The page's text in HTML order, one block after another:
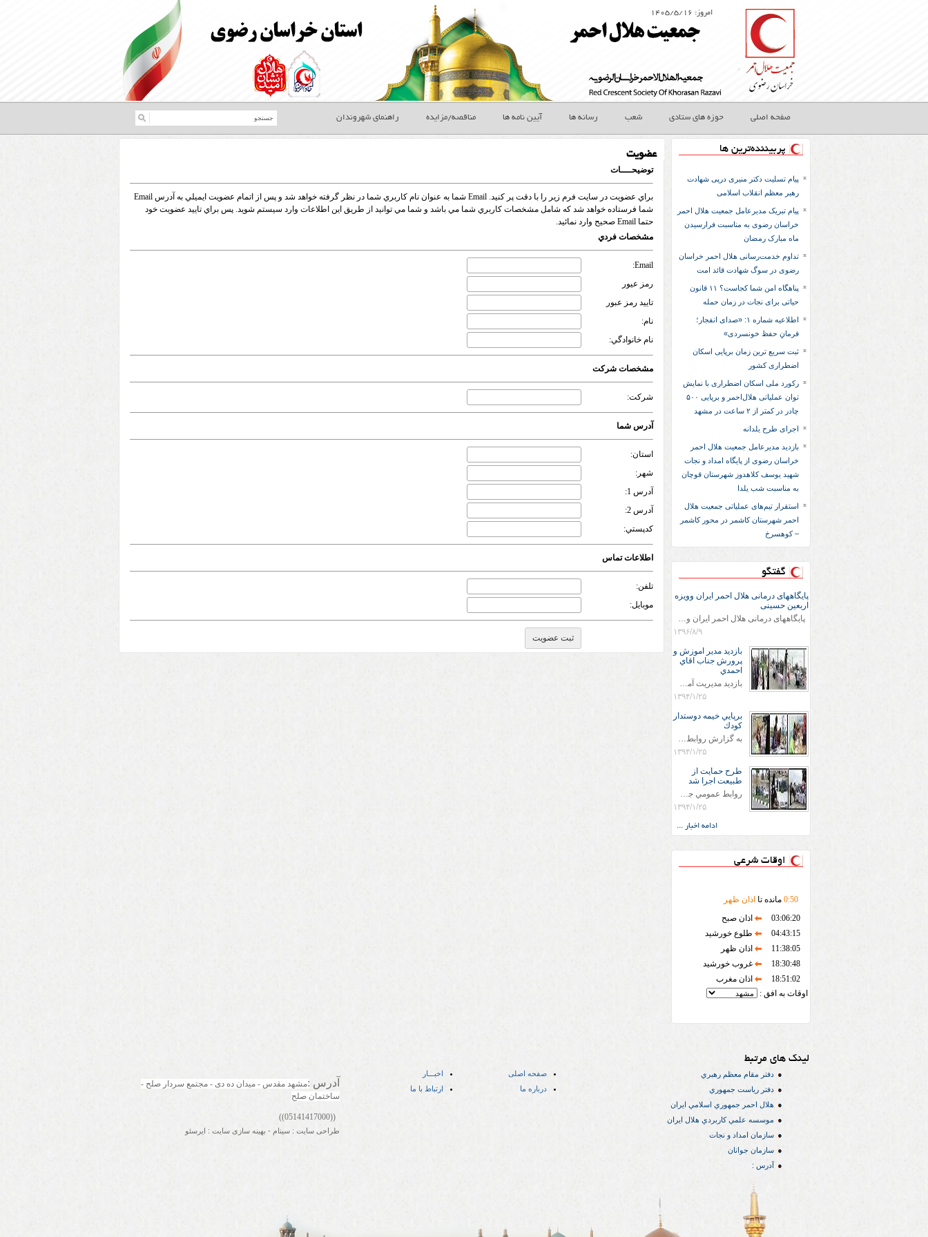
امروز: ۱۴۰۵/۵/۱۶
صفحه اصلی حوزه های ستادی شعب رسانه ها آیین نامه ها مناقصه/مزایده راهنمای شهروندان
پربیننده‌ترین ها
پیام تسلیت دکتر منیری درپی شهادت
رهبر معظم انقلاب اسلامی
پیام تبریک مدیرعامل جمعیت هلال احمر
خراسان رضوی به مناسبت فرارسیدن
ماه مبارک رمضان
تداوم خدمت‌رسانی هلال احمر خراسان
رضوی در سوگ شهادت قائد امت
پناهگاه امن شما کجاست؟ ۱۱ قانون
حیاتی برای نجات در زمان حمله
اطلاعیه شماره ۱: «صدای انفجار؛
فرمانِ حفظ خونسردی»
ثبت سریع‌ ترین زمان برپایی اسکان
اضطراری کشور
رکورد ملی اسکان اضطراری با نمایش
توان عملیاتی هلال‌احمر و برپایی ۵۰۰
چادر در کمتر از ۲ ساعت در مشهد
اجرای طرح یلدانه
بازدید مدیرعامل جمعیت هلال احمر
خراسان رضوی از پایگاه امداد و نجات
شهید یوسف کلاهدوز شهرستان قوچان
به مناسبت شب یلدا
استقرار تیم‌های عملیاتی جمعیت هلال
احمر شهرستان کاشمر در محور کاشمر
– کوهسرخ
گفتگو
پایگاههای درمانی هلال احمر ایران وویزه
اربعین حسینی
پایگاههای درمانی هلال احمر ایران وویزه اربعین حسینی
۱۳۹۶/۸/۹
بازديد مدير اموزش و
پرورش جناب اقاي
احمدي
بازديد مديريت آموزش و پروش جناب اقاي احمدي به همراه اعضاي ستاد اسكان آموزش و پروش شهرستان سرخس در ساعت 11:30 در مورخه 11/1/1394 صورت گرفت و مسئولین با حضور در پست مسافرين نوروزی كه جمعیت هلال احمر شهرستان از نزدیک در جریان روند اجرای طرح های قرار گرفتند .
۱۳۹۴/۱/۲۵
برپايي خيمه دوستدار
كودك
به گزارش روابط عمومي جمعيت هلال احمر شهرستان سرخس علاوه بر اجرای خدمات امدادی، راهنمایی های گردشگری و موقعیت های جغرافیایی و برپایی چادرهای سلامت به منظور سنجش رایگان فشار و قندخون مسافران، ، خيمه هايي.با عنوان دوستدار کودک تجهیزشده که دراین فضا کودکان مراجعه کننده از طریق نقاشی و سایر هنرهای تجسمی با مفاهیم جمعیت هلال احمر و اصول هفتگانه آن آشنا می شوند. به دليل حضور چشم گير كودكان و خانواده ها سعی شده در قالب های متناسب با سنین کودکان مراجعه کنند
۱۳۹۴/۱/۲۵
طرح حمايت از
طبيعت اجرا شد
روابط عمومي جمعيت هلال احمر سرخس جمعيت هلال احمر سرخس در روز طبيعت جوانان جمعيت هلال احمر سرخس در راستاي حفاظت و حمايت از محيط زيست با انگيزه داشتن طبيعت زيبا و بدون زباله و جهت فرهنگ سازي طرح حمايت از طبيعت را اجرا نمودند. اين طرح با رويكرد حمايتي و اموزشي در خصوص اشتي باطبيعت اجرا شد و در اين طرح 700 عدد كيسه زباله وبروشور در خروجي هاي شهر بين همشهريان و مسافرين نوروزي توزيع گرديد و در راه بازگشت كيسه هاي زباله توسط همشهريان به مامورين محترم شهرداري مستقر در ورودي شهر
۱۳۹۴/۱/۲۵
ادامه اخبار ...
اوقات شرعی
0:50 مانده تا اذان ظهر
03:06:20
اذان صبح
04:43:15
طلوع خورشید
11:38:05
اذان ظهر
18:30:48
غروب خورشید
18:51:02
اذان مغرب
اوقات به افق :
عضویت
توضيحــــات
براي عضويت در سايت فرم زير را با دقت پر کنيد. Email شما به عنوان نام کاربري شما در نظر گرفته خواهد شد و پس از اتمام عضويت ايميلي به آدرس Email
شما فرستاده خواهد شد که شامل مشخصات کاربري شما مي باشد و شما مي توانيد از طريق اين اطلاعات وارد سيستم شويد. پس براي تاييد عضويت خود
حتما Email صحيح وارد نمائيد.
مشخصات فردي
Email:
رمز عيور
تاييد رمز عبور
نام:
نام خانوادگي:
مشخصات شرکت
شرکت:
آدرس شما
استان:
شهر:
آدرس 1:
آدرس 2:
کدپستي:
اطلاعات تماس
تلفن:
موبایل:
لینک های مرتبط
دفتر مقام معظم رهبري
دفتر رياست جمهوري
هلال احمر جمهوري اسلامي ايران
موسسه علمي كاربردي هلال ایران
سازمان امداد و نجات
سازمان جوانان
آدرس :
صفحه اصلی
اخبـــار
درباره ما
ارتباط با ما آدرس :
ساختمان صلح
((05141417000))
طراحی سایت : سینام - بهینه سازی سایت : ایرسئو